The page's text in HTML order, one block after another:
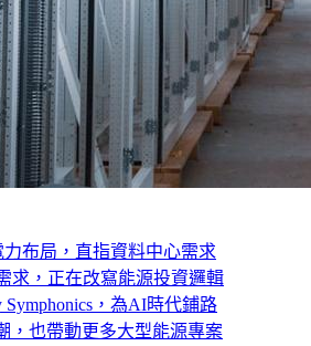
力布局，直指資料中心需求
求，正在改寫能源投資邏輯
Symphonics，為AI時代鋪路
，也帶動更多大型能源專案